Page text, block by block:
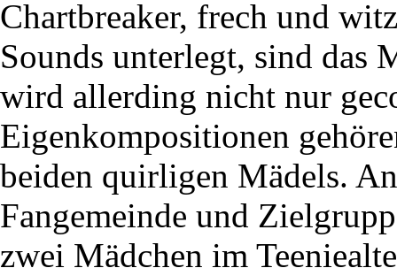
Chartbreaker, frech und
Sounds unterlegt, sind das
wird allerding nicht nur
Eigenkompositionen
beiden quirligen Mädels.
Fangemeinde und
zwei Mädchen im